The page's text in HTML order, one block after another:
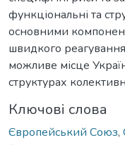
функціональні та
основними
швидкого
можливе місце
структурах
Ключові слова
Європейський Союз,